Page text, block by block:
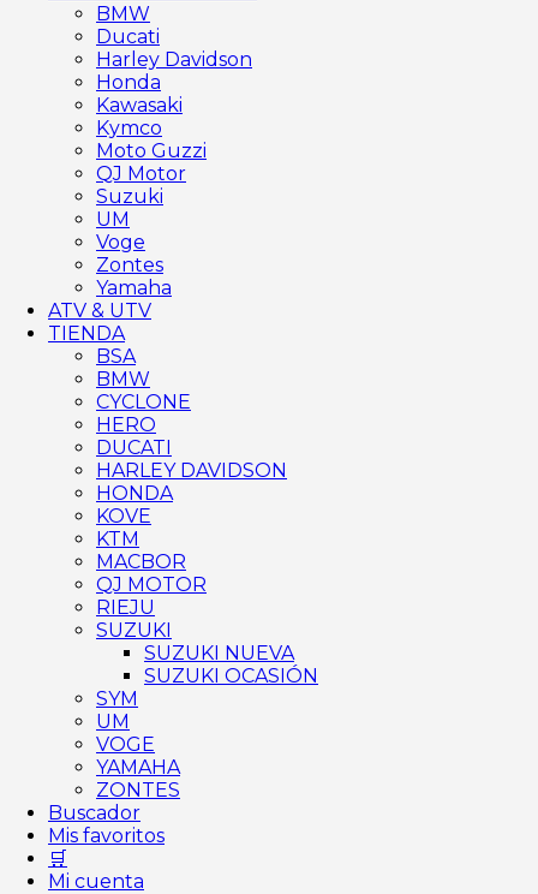
BMW
Ducati
Harley Davidson
Honda
Kawasaki
Kymco
Moto Guzzi
QJ Motor
Suzuki
UM
Voge
Zontes
Yamaha
ATV & UTV
TIENDA
BSA
BMW
CYCLONE
HERO
DUCATI
HARLEY DAVIDSON
HONDA
KOVE
KTM
MACBOR
QJ MOTOR
RIEJU
SUZUKI
SUZUKI NUEVA
SUZUKI OCASIÓN
SYM
UM
VOGE
YAMAHA
ZONTES
Buscador
Mis favoritos
🛒
Mi cuenta